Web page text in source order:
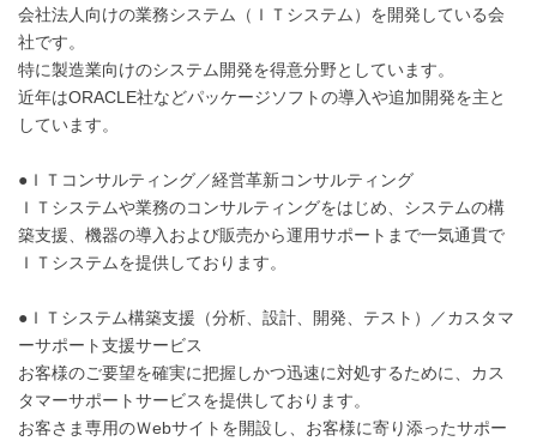
会社法人向けの業務システム（ＩＴシステム）を開発している会
社です。
特に製造業向けのシステム開発を得意分野としています。
近年はORACLE社などパッケージソフトの導入や追加開発を主と
しています。
●ＩＴコンサルティング／経営革新コンサルティング
ＩＴシステムや業務のコンサルティングをはじめ、システムの構
築支援、機器の導入および販売から運用サポートまで一気通貫で
ＩＴシステムを提供しております。
●ＩＴシステム構築支援（分析、設計、開発、テスト）／カスタマ
ーサポート支援サービス
お客様のご要望を確実に把握しかつ迅速に対処するために、カス
タマーサポートサービスを提供しております。
お客さま専用のＷebサイトを開設し、お客様に寄り添ったサポー